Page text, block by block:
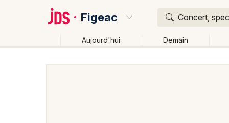
Figeac Concert,
Aujourd'hui Demain